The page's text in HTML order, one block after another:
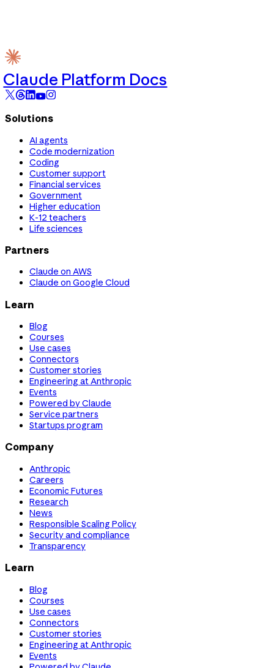
Claude Platform Docs
Solutions
AI agents
Code modernization
Coding
Customer support
Financial services
Government
Higher education
K-12 teachers
Life sciences
Partners
Claude on AWS
Claude on Google Cloud
Learn
Blog
Courses
Use cases
Connectors
Customer stories
Engineering at Anthropic
Events
Powered by Claude
Service partners
Startups program
Company
Anthropic
Careers
Economic Futures
Research
News
Responsible Scaling Policy
Security and compliance
Transparency
Learn
Blog
Courses
Use cases
Connectors
Customer stories
Engineering at Anthropic
Events